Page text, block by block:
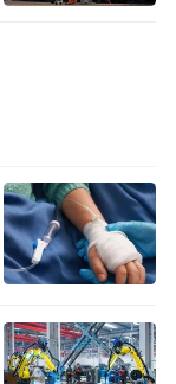
股、招商局
行业龙头、新
进会、上海
社等境内外